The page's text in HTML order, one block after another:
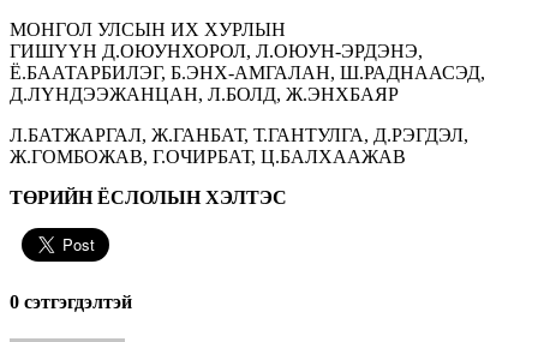
МОНГОЛ УЛСЫН ИХ ХУРЛЫН
ГИШҮҮН Д.ОЮУНХОРОЛ, Л.ОЮУН-ЭРДЭНЭ,
Ё.БААТАРБИЛЭГ, Б.ЭНХ-АМГАЛАН, Ш.РАДНААСЭД,
Д.ЛҮНДЭЭЖАНЦАН, Л.БОЛД, Ж.ЭНХБАЯР
Л.БАТЖАРГАЛ, Ж.ГАНБАТ, Т.ГАНТУЛГА, Д.РЭГДЭЛ,
Ж.ГОМБОЖАВ, Г.ОЧИРБАТ, Ц.БАЛХААЖАВ
ТӨРИЙН ЁСЛОЛЫН ХЭЛТЭС
0 cэтгэгдэлтэй